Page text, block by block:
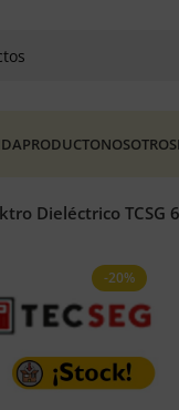
PRODUCTONOSOTROS
Dieléctrico TCSG
-20%